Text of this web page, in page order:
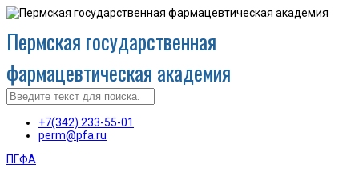
Пермская государственная
фармацевтическая академия
+7(342) 233-55-01
perm@pfa.ru
ПГФА